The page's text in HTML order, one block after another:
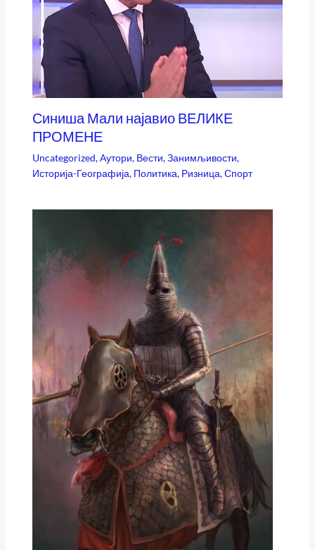
Синиша Мали најавио ВЕЛИКЕ
ПРОМЕНЕ
Uncategorized,Аутори, Вести,Занимљивости,
Историја-Географија, Политика, Ризница,Спорт